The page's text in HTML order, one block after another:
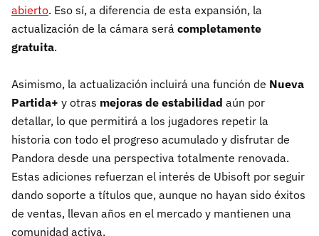
abierto. Eso sí, a diferencia de esta expansión, la
actualización de la cámara será completamente
gratuita.
Asimismo, la actualización incluirá una función de Nueva
Partida+ y otras mejoras de estabilidad aún por
detallar, lo que permitirá a los jugadores repetir la
historia con todo el progreso acumulado y disfrutar de
Pandora desde una perspectiva totalmente renovada.
Estas adiciones refuerzan el interés de Ubisoft por seguir
dando soporte a títulos que, aunque no hayan sido éxitos
de ventas, llevan años en el mercado y mantienen una
comunidad activa.